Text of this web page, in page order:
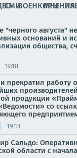
СМИВОЕНКОРЫМНЕНИЯ
"черного августа"
оснований и
общества,
19:18
прекратил работу
продукции
со
19:13
Сальдо:
области с